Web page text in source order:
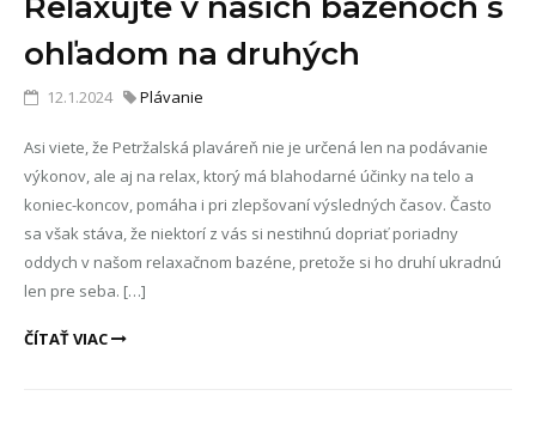
ohľadom na druhých
12.1.2024 Plávanie
Asi viete, že Petržalská plaváreň nie je určená len na podávanie
výkonov, ale aj na relax, ktorý má blahodarné účinky na telo a
koniec-koncov, pomáha i pri zlepšovaní výsledných časov. Často
sa však stáva, že niektorí z vás si nestihnú dopriať poriadny
oddych v našom relaxačnom bazéne, pretože si ho druhí ukradnú
len pre seba. […]
ČÍTAŤ VIAC